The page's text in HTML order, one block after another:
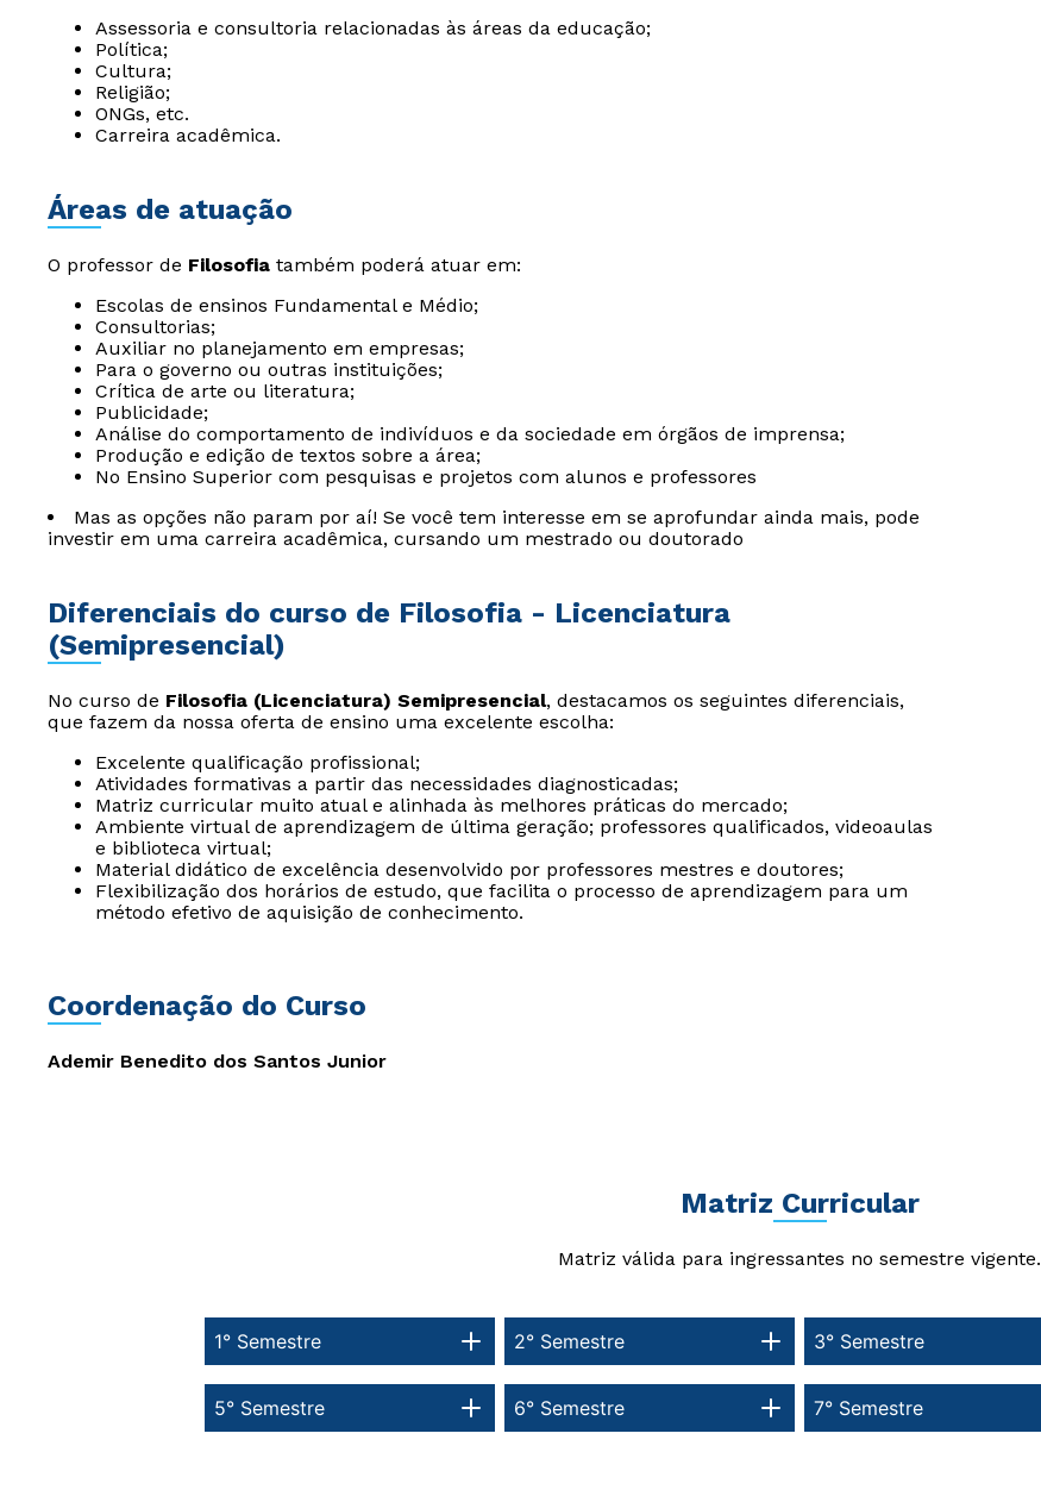
Assessoria e consultoria relacionadas às áreas da educação;
Política;
Cultura;
Religião;
ONGs, etc.
Carreira acadêmica.
Áreas de atuação
O professor de Filosofia também poderá atuar em:
Escolas de ensinos Fundamental e Médio;
Consultorias;
Auxiliar no planejamento em empresas;
Para o governo ou outras instituições;
Crítica de arte ou literatura;
Publicidade;
Análise do comportamento de indivíduos e da sociedade em órgãos de imprensa;
Produção e edição de textos sobre a área;
No Ensino Superior com pesquisas e projetos com alunos e professores
Mas as opções não param por aí! Se você tem interesse em se aprofundar ainda mais, pode
investir em uma carreira acadêmica, cursando um mestrado ou doutorado
Diferenciais do curso de Filosofia - Licenciatura
(Semipresencial)
No curso de Filosofia (Licenciatura) Semipresencial, destacamos os seguintes diferenciais,
que fazem da nossa oferta de ensino uma excelente escolha:
Excelente qualificação profissional;
Atividades formativas a partir das necessidades diagnosticadas;
Matriz curricular muito atual e alinhada às melhores práticas do mercado;
Ambiente virtual de aprendizagem de última geração; professores qualificados, videoaulas
e biblioteca virtual;
Material didático de excelência desenvolvido por professores mestres e doutores;
Flexibilização dos horários de estudo, que facilita o processo de aprendizagem para um
método efetivo de aquisição de conhecimento.
Coordenação do Curso
Ademir Benedito dos Santos Junior
Matriz Curricular
Matriz válida para ingressantes no semestre vigente.
1° Semestre
7° Semestre
6° Semestre
5° Semestre
3° Semestre
2° Semestre
Estou de acordo com a
Estou de acordo com a